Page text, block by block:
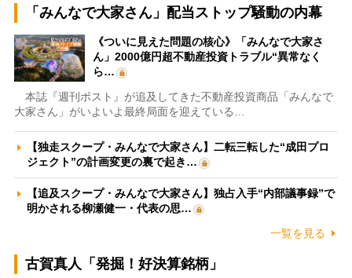
「みんなで大家さん」配当ストップ騒動の内幕
《ついに見えた問題の核心》「みんなで大家さ
ん」2000億円超不動産投資トラブル“異常なく
ら…
本誌『週刊ポスト』が追及してきた不動産投資商品「みんなで
大家さん」がいよいよ最終局面を迎えている…
【独走スクープ・みんなで大家さん】二転三転した“成田プロ
ジェクト”の計画変更の裏で起き…
【追及スクープ・みんなで大家さん】独占入手“内部議事録”で
明かされる柳瀬健一・代表の思…
一覧を見る
古賀真人「発掘！好決算銘柄」